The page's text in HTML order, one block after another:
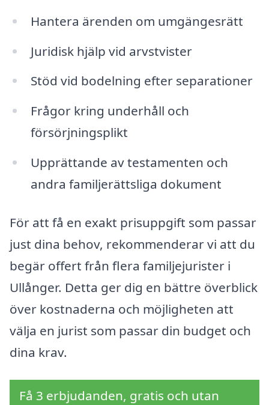
Hantera ärenden om umgängesrätt
Juridisk hjälp vid arvstvister
Stöd vid bodelning efter separationer
Frågor kring underhåll och
försörjningsplikt
Upprättande av testamenten och
andra familjerättsliga dokument
För att få en exakt prisuppgift som passar
just dina behov, rekommenderar vi att du
begär offert från flera familjejurister i
Ullånger. Detta ger dig en bättre överblick
över kostnaderna och möjligheten att
välja en jurist som passar din budget och
dina krav.
Få 3 erbjudanden, gratis och utan